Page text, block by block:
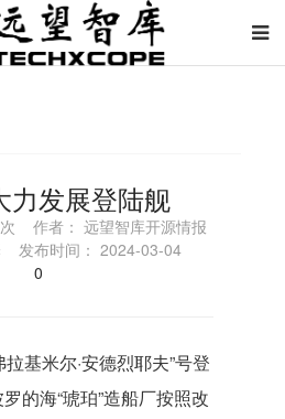
力发展登陆舰
作者： 远望智库开源情报
发布时间： 2024-03-04
0
基米尔·安德烈耶夫”号登
的海“琥珀”造船厂按照改